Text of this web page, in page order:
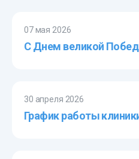
07 мая 2026
С Днем великой
30 апреля 2026
График работы